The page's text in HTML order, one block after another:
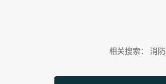
相关搜索： 消防